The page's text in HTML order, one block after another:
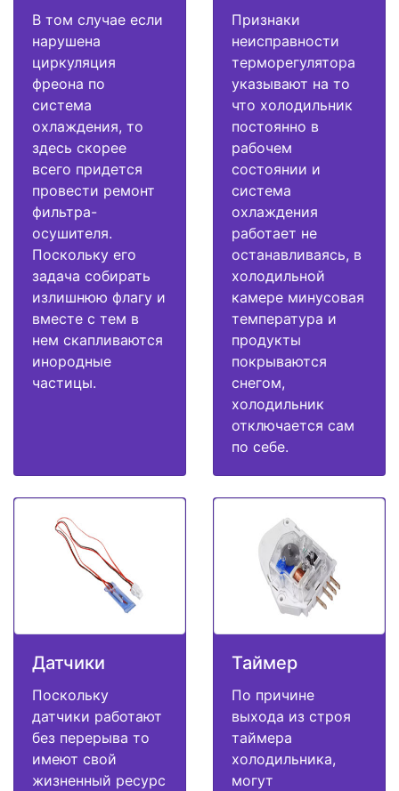
В том случае если
нарушена
циркуляция
фреона по
система
охлаждения, то
здесь скорее
всего придется
провести ремонт
фильтра-
осушителя.
Поскольку его
задача собирать
излишнюю флагу и
вместе с тем в
нем скапливаются
инородные
частицы.
Признаки
неисправности
терморегулятора
указывают на то
что холодильник
постоянно в
рабочем
состоянии и
система
охлаждения
работает не
останавливаясь, в
холодильной
камере минусовая
температура и
продукты
покрываются
снегом,
холодильник
отключается сам
по себе.
Датчики
Поскольку
датчики работают
без перерыва то
имеют свой
жизненный ресурс
Таймер
По причине
выхода из строя
таймера
холодильника,
могут